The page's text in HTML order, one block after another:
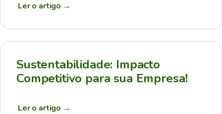
Ler o artigo →
Sustentabilidade: Impacto
Competitivo para sua Empresa!
Ler o artigo →